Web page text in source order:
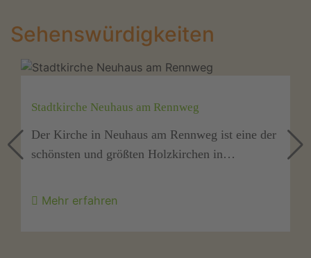
Sehenswürdigkeiten
der
Reiterhof Kirchner
Der Reiterhof Kirchner liegt mitten im
des Thüringer Waldes. Hier leben über
Mehr erfahren